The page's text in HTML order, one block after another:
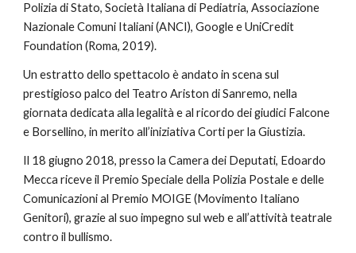
Polizia di Stato, Società Italiana di Pediatria, Associazione
Nazionale Comuni Italiani (ANCI), Google e UniCredit
Foundation (Roma, 2019).
Un estratto dello spettacolo è andato in scena sul
prestigioso palco del Teatro Ariston di Sanremo, nella
giornata dedicata alla legalità e al ricordo dei giudici Falcone
e Borsellino, in merito all’iniziativa Corti per la Giustizia.
Il 18 giugno 2018, presso la Camera dei Deputati, Edoardo
Mecca riceve il Premio Speciale della Polizia Postale e delle
Comunicazioni al Premio MOIGE (Movimento Italiano
Genitori), grazie al suo impegno sul web e all’attività teatrale
contro il bullismo.